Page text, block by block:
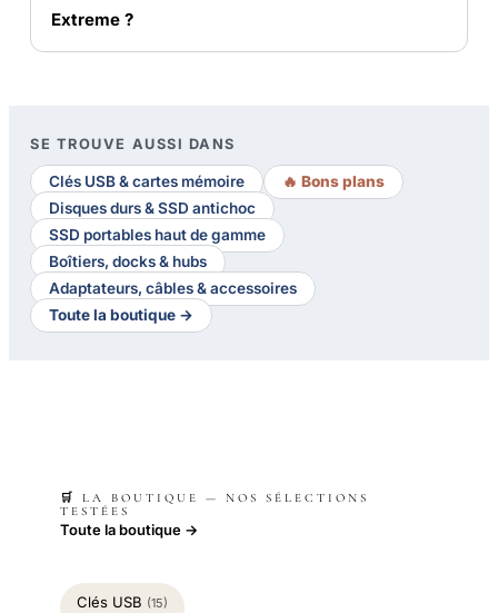
Extreme ?
SE TROUVE AUSSI DANS
Clés USB & cartes mémoire
🔥 Bons plans
Disques durs & SSD antichoc
SSD portables haut de gamme
Boîtiers, docks & hubs
Adaptateurs, câbles & accessoires
Toute la boutique →
🛒 LA BOUTIQUE — NOS SÉLECTIONS
TESTÉES
Toute la boutique →
Clés USB (15)